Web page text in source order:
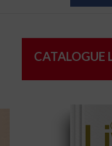
CATALOGUE